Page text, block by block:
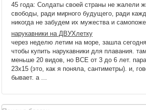
45 года: Солдаты своей страны не жалели
свободы, ради мирного будущего, ради
никогда не забудем их мужества и
нарукавники на ДВУХлетку
через неделю летим на море, зашла сегодня
чтобы купить нарукавники для плавания.
меньше 20 видов, но ВСЕ от 3 до 6 лет.
23х15 (это, как я поняла, сантиметры). и,
бывает. а ...